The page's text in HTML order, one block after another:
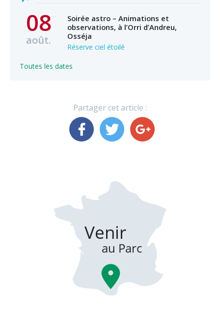
08
août.
Soirée astro – Animations et
observations, à l’Orri d’Andreu,
Osséja
Réserve ciel étoilé
Toutes les dates
Partager cet article :